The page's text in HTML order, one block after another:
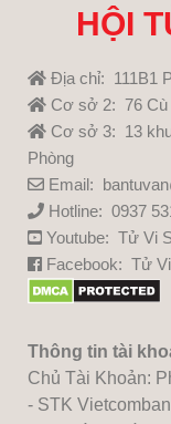
HỘI
Địa chỉ: 111B1
Cơ sở 2: 76 Cù
Cơ sở 3: 13
Phòng
Email:
Hotline: 0937
Youtube: Tử Vi
Facebook: Tử
Thông tin tài
Chủ Tài Khoản:
- STK